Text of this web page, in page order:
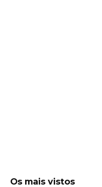
Os mais vistos